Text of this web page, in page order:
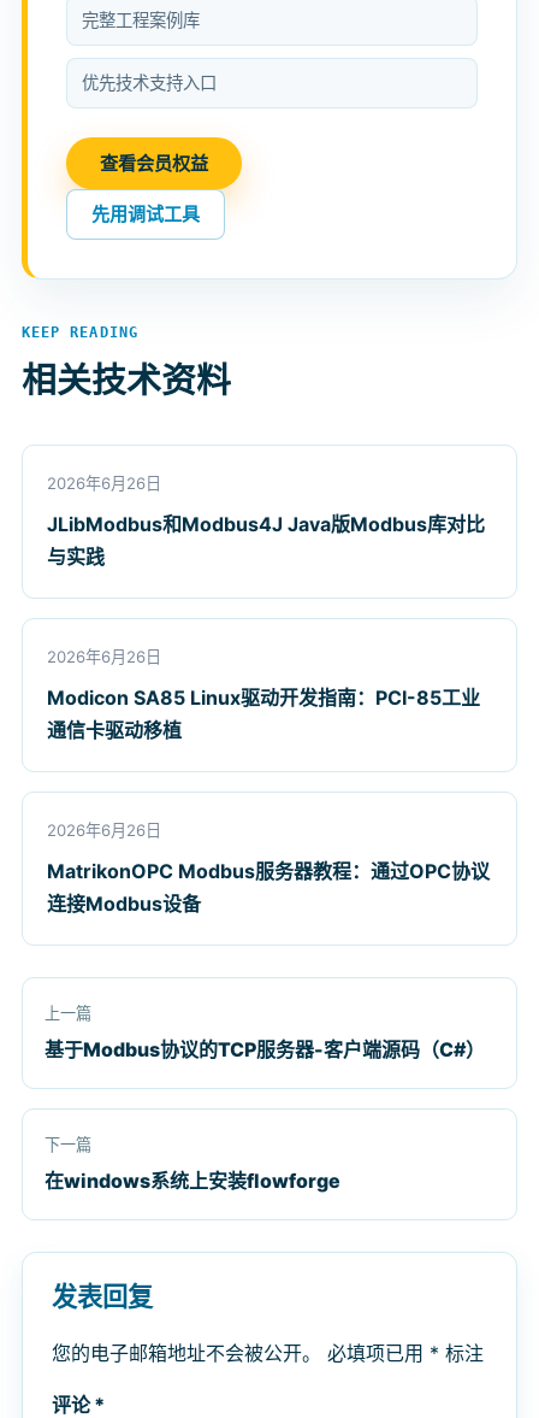
完整工程案例库
优先技术支持入口
查看会员权益
先用调试工具
KEEP READING
相关技术资料
2026年6月26日
JLibModbus和Modbus4J Java版Modbus库对比
与实践
2026年6月26日
Modicon SA85 Linux驱动开发指南：PCI-85工业
通信卡驱动移植
2026年6月26日
MatrikonOPC Modbus服务器教程：通过OPC协议
连接Modbus设备
上一篇
基于Modbus协议的TCP服务器-客户端源码（C#）
下一篇
在windows系统上安装flowforge
发表回复
您的电子邮箱地址不会被公开。 必填项已用 * 标注
评论*